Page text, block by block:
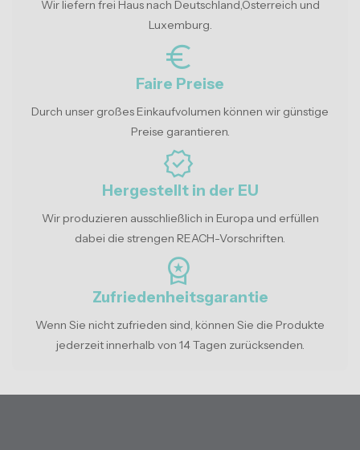
Wir liefern frei Haus nach Deutschland,Österreich und
Luxemburg.
euro_symbol
Faire Preise
Durch unser großes Einkaufvolumen können wir günstige
Preise garantieren.
verified
Hergestellt in der EU
Wir produzieren ausschließlich in Europa und erfüllen
dabei die strengen REACH-Vorschriften.
workspace_premium
Zufriedenheitsgarantie
Wenn Sie nicht zufrieden sind, können Sie die Produkte
jederzeit innerhalb von 14 Tagen zurücksenden.